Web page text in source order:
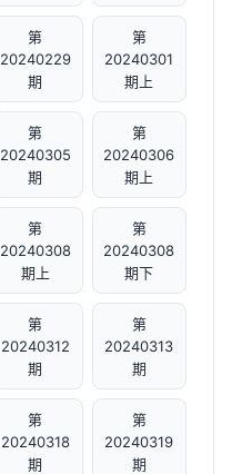
第
20240229
期
第
20240301
期上
第
20240305
期
第
20240306
期上
第
20240308
期上
第
20240308
期下
第
20240312
期
第
20240313
期
第
20240318
期
第
20240319
期